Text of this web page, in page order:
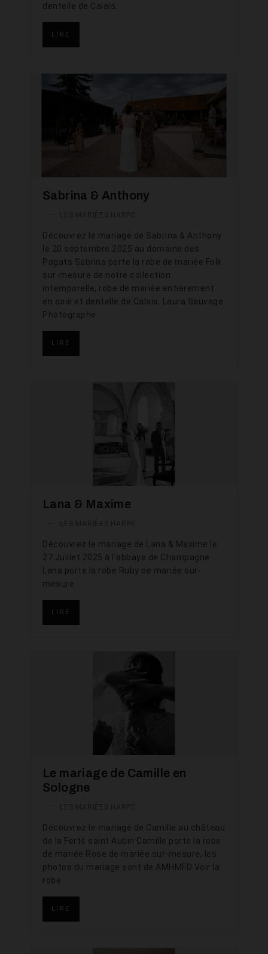
dentelle de Calais.
LIRE
Sabrina & Anthony
Découvrez le mariage de Sabrina & Anthony
le 20 septembre 2025 au domaine des
Pagats Sabrina porte la robe de mariée Folk
sur-mesure de notre collection
intemporelle, robe de mariée entièrement
en soie et dentelle de Calais. Laura Sauvage
Photographe
LIRE
Lana & Maxime
Découvrez le mariage de Lana & Maxime le
27 Juillet 2025 à l'abbaye de Champagne
Lana porte la robe Ruby de mariée sur-
mesure
LIRE
Le mariage de Camille en
Sologne
Découvrez le mariage de Camille au château
de la Ferté saint Aubin Camille porte la robe
de mariée Rose de mariée sur-mesure, les
photos du mariage sont de AMHMFD Voir la
robe
LIRE